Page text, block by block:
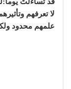
قد تساءلتُ
لا تعرفهم
علمهم محدود